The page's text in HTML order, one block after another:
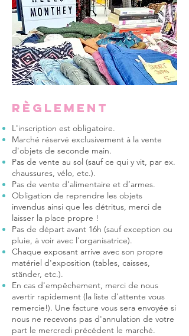
Règlement
L'inscription est obligatoire.
Marché réservé exclusivement à la vente
d'objets de seconde main.
Pas de vente au sol (sauf ce qui y vit, par ex.
chaussures, vélo, etc.).
Pas de vente d’alimentaire et d’armes.
Obligation de reprendre les objets
invendus ainsi que les détritus, merci de
laisser la place propre !
Pas de départ avant 16h (sauf exception ou
pluie, à voir avec l'organisatrice).
Chaque exposant arrive avec son propre
matériel d'exposition (tables, caisses,
ständer, etc.).
En cas d'empêchement, merci de nous
avertir rapidement (la liste d'attente vous
remercie!). Une facture vous sera envoyée si
nous ne recevons pas d'annulation de votre
part le mercredi précédent le marché.